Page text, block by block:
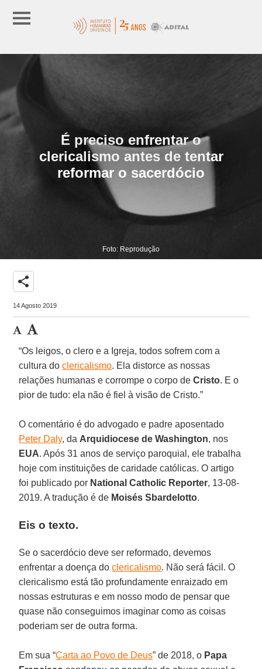
É preciso enfrentar o
clericalismo antes de tentar
reformar o sacerdócio
Foto: Reprodução
share
14 Agosto 2019
“Os leigos, o clero e a Igreja, todos sofrem com a
cultura doclericalismo. Ela distorce as nossas
relações humanas e corrompe o corpo deCristo. E o
pior de tudo: ela não é fiel à visão de Cristo.”
O comentário é do advogado e padre aposentado
Peter Daly, da Arquidiocese de Washington, nos
EUA. Após 31 anos de serviço paroquial, ele trabalha
hoje com instituições de caridade católicas. O artigo
foi publicado por National Catholic Reporter, 13-08-
2019. A tradução é de Moisés Sbardelotto.
Eis o texto.
Se o sacerdócio deve ser reformado, devemos
enfrentar a doença doclericalismo. Não será fácil. O
clericalismo está tão profundamente enraizado em
nossas estruturas e em nosso modo de pensar que
quase não conseguimos imaginar como as coisas
poderiam ser de outra forma.
Em sua “Carta ao Povo de Deus” de 2018, o Papa